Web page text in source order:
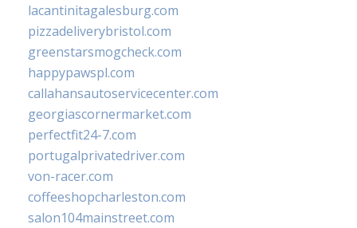
lacantinitagalesburg.com
pizzadeliverybristol.com
greenstarsmogcheck.com
happypawspl.com
callahansautoservicecenter.com
georgiascornermarket.com
perfectfit24-7.com
portugalprivatedriver.com
von-racer.com
coffeeshopcharleston.com
salon104mainstreet.com